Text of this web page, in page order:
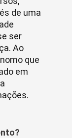
de uma
ser
Ao
que
em